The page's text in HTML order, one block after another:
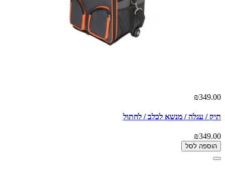
₪349.00
תיק / עגלה / מנשא לכלב / לחתול
₪349.00
הוספה לסל